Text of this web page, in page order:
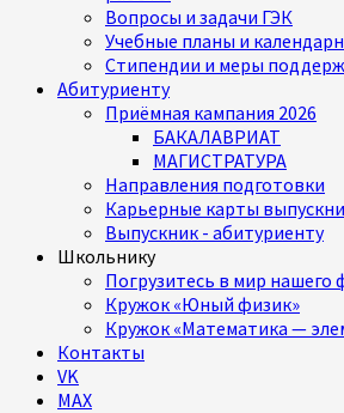
Вопросы и задачи ГЭК
Учебные планы и
Стипендии и меры
Абитуриенту
Приёмная кампания 2026
БАКАЛАВРИАТ
МАГИСТРАТУРА
Направления подготовки
Карьерные карты
Выпускник - абитуриенту
Школьнику
Погрузитесь в мир нашего
Кружок «Юный физик»
Кружок «Математика —
Контакты
VK
MAX